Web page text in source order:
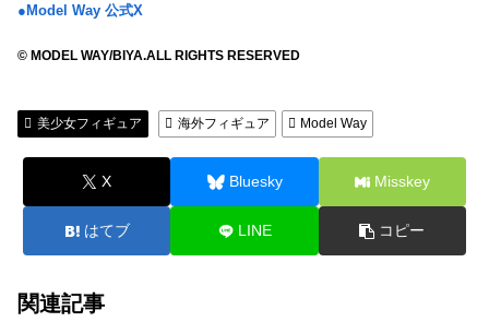
●Model Way 公式X
© MODEL WAY/BIYA.ALL RIGHTS RESERVED
美少女フィギュア 海外フィギュア Model Way
X Bluesky Misskey
はてブ LINE コピー
関連記事